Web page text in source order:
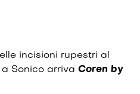
incisioni rupestri al
Sonico arriva Coren by